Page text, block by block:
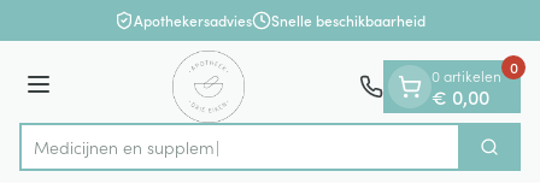
Ga naar de inhoudApothekersadvies Snelle beschikbaarheid
Menu
Product, merk, categorie...
Me Zoek
0 artikelen
€ 0,00
0